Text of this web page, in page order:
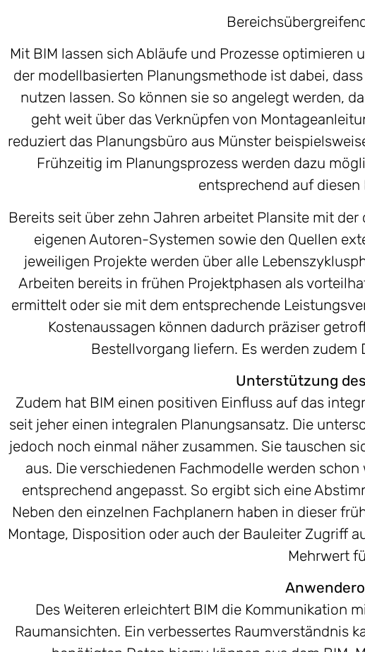
Mit BIM lassen sich Abläufe und Prozesse
der modellbasierten Planungsmethode ist dabei,
nutzen lassen. So können sie so angelegt werden,
geht weit über das Verknüpfen von
reduziert das Planungsbüro aus Münster
Frühzeitig im Planungsprozess werden dazu
entsprechend auf
Bereits seit über zehn Jahren arbeitet Plansite mit
eigenen Autoren-Systemen sowie den Quellen
jeweiligen Projekte werden über alle
Arbeiten bereits in frühen Projektphasen als
ermittelt oder sie mit dem entsprechende
Kostenaussagen können dadurch präziser
Bestellvorgang liefern. Es werden
Unterstützung
Zudem hat BIM einen positiven Einfluss auf das
seit jeher einen integralen Planungsansatz. Die
jedoch noch einmal näher zusammen. Sie tauschen
aus. Die verschiedenen Fachmodelle werden
entsprechend angepasst. So ergibt sich eine
Neben den einzelnen Fachplanern haben in dieser
Montage, Disposition oder auch der Bauleiter Zugriff
Mehrwert
Des Weiteren erleichtert BIM die Kommunikation
Raumansichten. Ein verbessertes Raumverständnis